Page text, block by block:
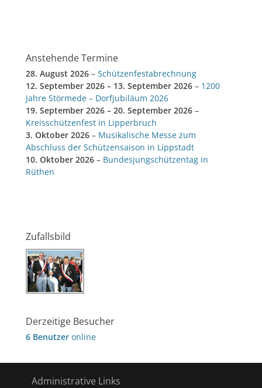
Anstehende Termine
28. August 2026 – Schützenfestabrechnung
12. September 2026 – 13. September 2026 – 1200
Jahre Störmede – Dorfjubiläum 2026
19. September 2026 – 20. September 2026 –
Kreisschützenfest in Lipperbruch
3. Oktober 2026 – Musikalische Messe zum
Abschluss der Schützensaison in Lippstadt
10. Oktober 2026 – Bundesjungschützentag in
Rüthen
Zufallsbild
Derzeitige Besucher
6 Benutzer online
Administrative Links